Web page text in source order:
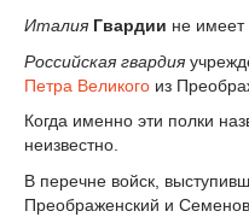
Италия Гвардии не имеет
Российская гвардия
Петра Великого из
Когда именно эти полки
неизвестно.
В перечне войск,
Преображенский и